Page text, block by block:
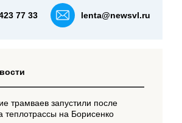
77 33 lenta@newsvl.ru
трамваев запустили после
теплотрассы на Борисенко